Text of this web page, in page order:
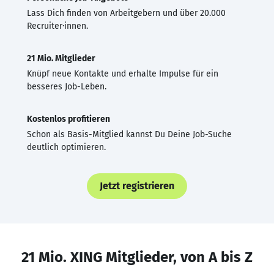
Lass Dich finden von Arbeitgebern und über 20.000
Recruiter·innen.
21 Mio. Mitglieder
Knüpf neue Kontakte und erhalte Impulse für ein
besseres Job-Leben.
Kostenlos profitieren
Schon als Basis-Mitglied kannst Du Deine Job-Suche
deutlich optimieren.
Jetzt registrieren
21 Mio. XING Mitglieder, von A bis Z